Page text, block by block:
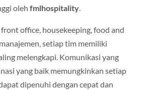
oleh fmlhospitality.
office, housekeeping, food and
setiap tim memiliki
melengkapi. Komunikasi yang
yang baik memungkinkan setiap
dipenuhi dengan cepat dan